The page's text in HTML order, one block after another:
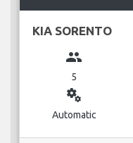
KIA SORENTO
group
5
miscellaneous_services
Automatic